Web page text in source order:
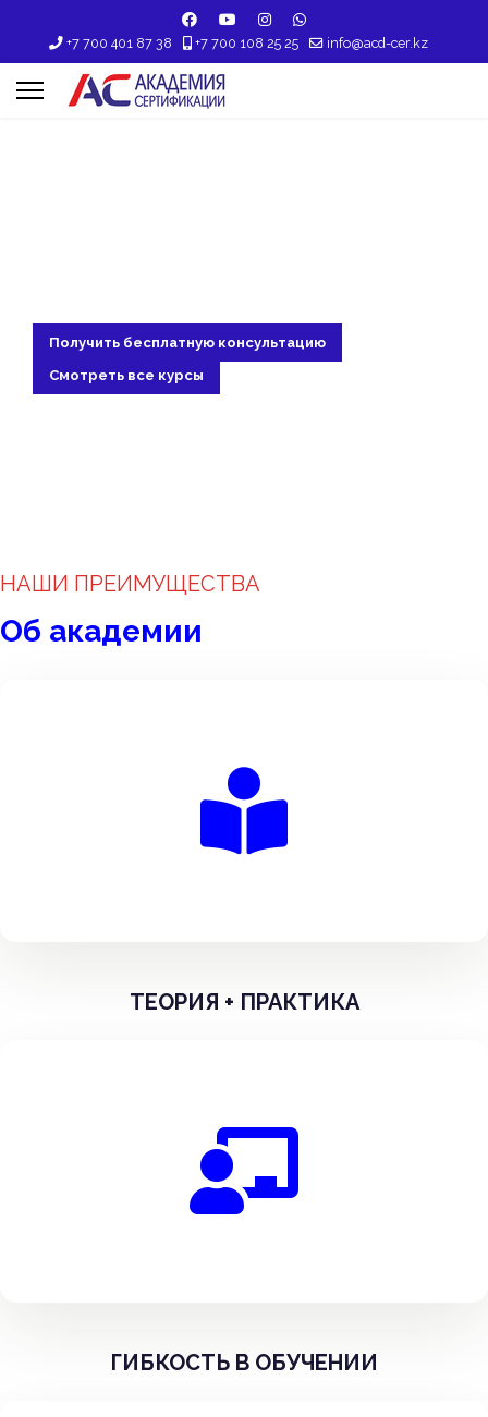
+7 700 401 87 38 +7 700 108 25 25 info@acd-cer.kz
Получить бесплатную консультацию
Смотреть все курсы
НАШИ ПРЕИМУЩЕСТВА
Об академии
ТЕОРИЯ + ПРАКТИКА
ГИБКОСТЬ В ОБУЧЕНИИ